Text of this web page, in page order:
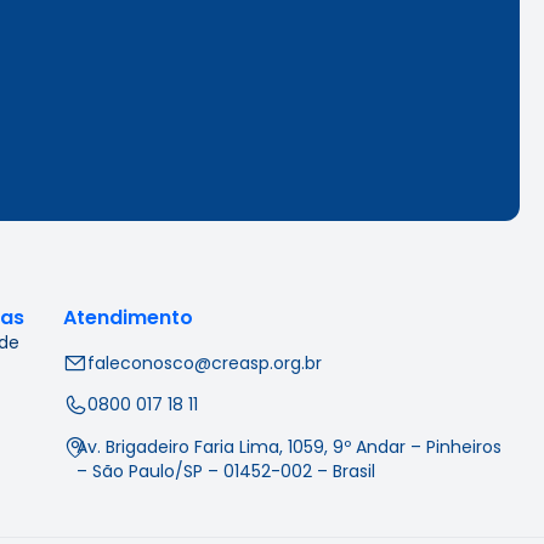
Atendimento
faleconosco@creasp.org.br
0800 017 18 11
Av. Brigadeiro Faria Lima, 1059, 9º Andar – Pinheiros
– São Paulo/SP – 01452-002 – Brasil